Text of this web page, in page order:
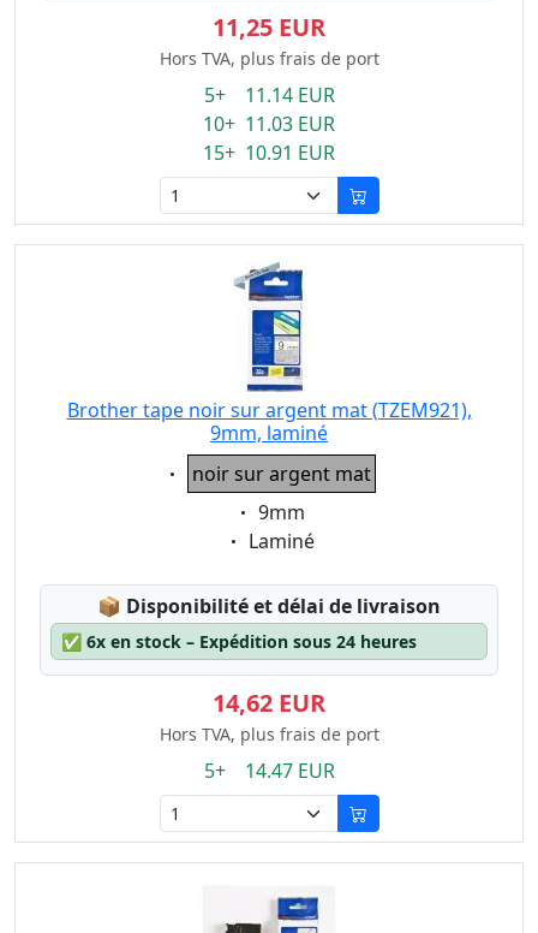
11,25 EUR
Hors TVA, plus frais de port
5+ 11.14 EUR
10+ 11.03 EUR
15+ 10.91 EUR
Brother tape noir sur argent mat (TZEM921),
9mm, laminé
Eigenschaft:
noir sur argent mat
Eigenschaft:
9mm
Eigenschaft:
Laminé
📦 Lagerstatus:
Disponibilité et délai de livraison
✅ 6x en stock – Expédition sous 24 heures
14,62 EUR
Hors TVA, plus frais de port
5+ 14.47 EUR